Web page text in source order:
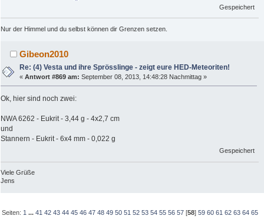
Gespeichert
Nur der Himmel und du selbst können dir Grenzen setzen.
Gibeon2010
Re: (4) Vesta und ihre Sprösslinge - zeigt eure HED-Meteoriten!
«Antwort #869 am: September 08, 2013, 14:48:28 Nachmittag »
Ok, hier sind noch zwei:
NWA 6262 - Eukrit - 3,44 g - 4x2,7 cm
und
Stannern - Eukrit - 6x4 mm - 0,022 g
Gespeichert
Viele Grüße
Jens
Seiten: 1 ...41 42 43 44 45 46 47 48 49 50 51 52 53 54 55 56 57 [58]59 60 61 62 63 64 65